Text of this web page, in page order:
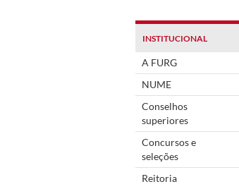
INSTITUCIONAL
A FURG
NUME
Conselhos
superiores
Concursos e
seleções
Reitoria